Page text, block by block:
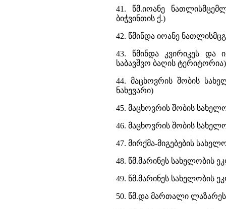
41. წმ.იოანე
ბიჭვინთის ქ.)
42. წმინდა იოანე
43. წმინდა კვირიკეს და
საბავშვო ბაღის ტერიტორია)
44. მაცხოვრის შობის
ნახევარი)
45. მაცხოვრის შობის
46. მაცხოვრის შობის
47. მირქმა-მიგებების
48. წმ.მარინეს სახელობის
49. წმ.მარინეს სახელობის
50. წმ.და მართალი ლაზარეს